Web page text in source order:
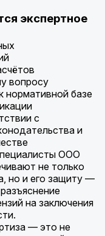
экспертное
вопросу
нормативной базе
с
и
ООО
не только
но и его защиту —
на заключения
— это не